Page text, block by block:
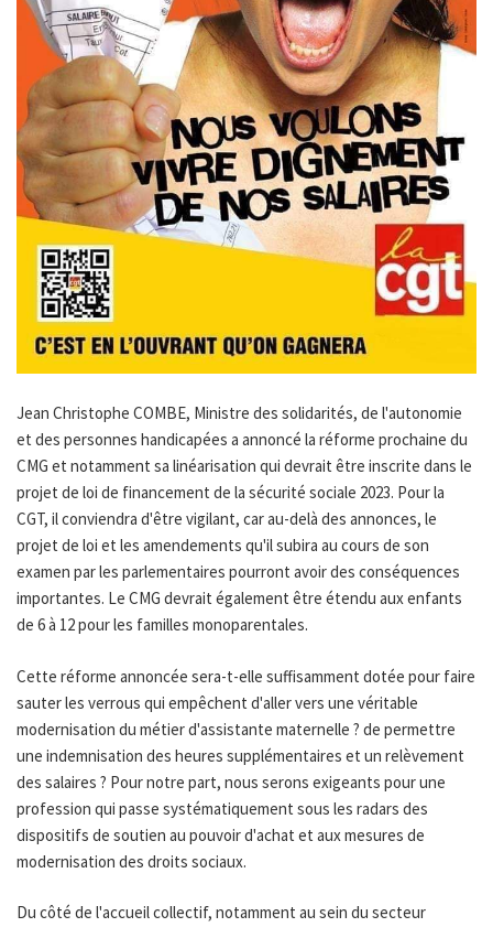
Jean Christophe COMBE, Ministre des solidarités, de l'autonomie
et des personnes handicapées a annoncé la réforme prochaine du
CMG et notamment sa linéarisation qui devrait être inscrite dans le
projet de loi de financement de la sécurité sociale 2023. Pour la
CGT, il conviendra d'être vigilant, car au-delà des annonces, le
projet de loi et les amendements qu'il subira au cours de son
examen par les parlementaires pourront avoir des conséquences
importantes. Le CMG devrait également être étendu aux enfants
de 6 à 12 pour les familles monoparentales.
Cette réforme annoncée sera-t-elle suffisamment dotée pour faire
sauter les verrous qui empêchent d'aller vers une véritable
modernisation du métier d'assistante maternelle ? de permettre
une indemnisation des heures supplémentaires et un relèvement
des salaires ? Pour notre part, nous serons exigeants pour une
profession qui passe systématiquement sous les radars des
dispositifs de soutien au pouvoir d'achat et aux mesures de
modernisation des droits sociaux.
Du côté de l'accueil collectif, notamment au sein du secteur